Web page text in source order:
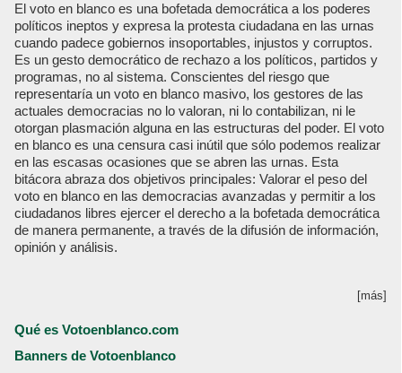
El voto en blanco es una bofetada democrática a los poderes
políticos ineptos y expresa la protesta ciudadana en las urnas
cuando padece gobiernos insoportables, injustos y corruptos.
Es un gesto democrático de rechazo a los políticos, partidos y
programas, no al sistema. Conscientes del riesgo que
representaría un voto en blanco masivo, los gestores de las
actuales democracias no lo valoran, ni lo contabilizan, ni le
otorgan plasmación alguna en las estructuras del poder. El voto
en blanco es una censura casi inútil que sólo podemos realizar
en las escasas ocasiones que se abren las urnas. Esta
bitácora abraza dos objetivos principales: Valorar el peso del
voto en blanco en las democracias avanzadas y permitir a los
ciudadanos libres ejercer el derecho a la bofetada democrática
de manera permanente, a través de la difusión de información,
opinión y análisis.
[más]
Qué es Votoenblanco.com
Banners de Votoenblanco